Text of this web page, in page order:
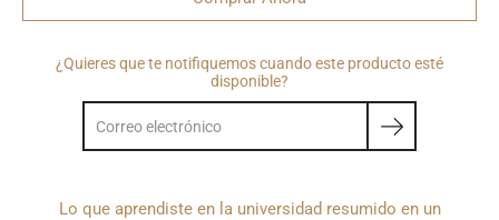
¿Quieres que te notifiquemos cuando este producto esté
disponible?
Lo que aprendiste en la universidad resumido en un